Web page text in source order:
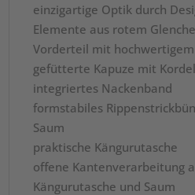
einzigartige Optik durch
Elemente aus rotem
Vorderteil mit hochwertigem
gefütterte Kapuze mit
integriertes Nackenband
formstabiles
Saum
praktische Kängurutasche
offene Kantenverarbeitung
Kängurutasche und Saum